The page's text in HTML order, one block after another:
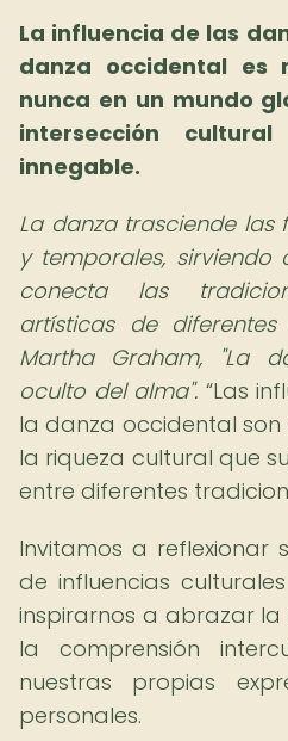
La influencia de las
danza occidental es
nunca en un mundo
intersección
innegable.
La danza trasciende
y temporales,
conecta las
artísticas de
Martha Graham, "La
oculto del alma". Las
la danza occidental son
la riqueza cultural que
entre diferentes
Invitamos a reflexionar
de influencias
inspirarnos a abrazar
la comprensión
nuestras propias
personales.